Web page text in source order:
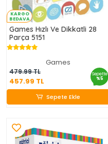
KARGO
BEDAVA
Games Hızlı Ve Dikkatli 28
Parça 5151
Games
479.99 TL
457.99 TL
Sepette
%5
457.99 TL
Sepete Ekle